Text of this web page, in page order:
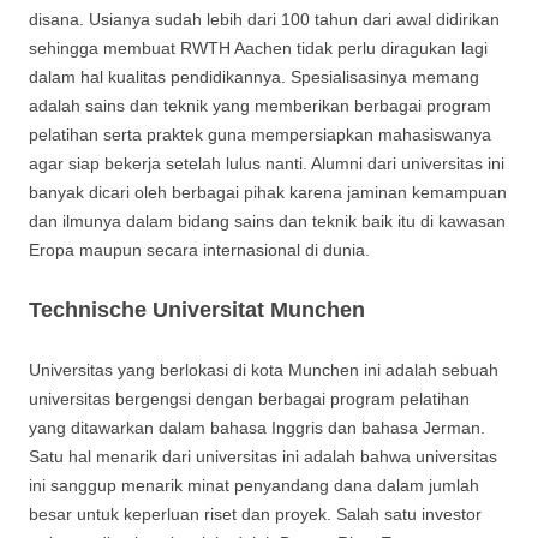
disana. Usianya sudah lebih dari 100 tahun dari awal didirikan
sehingga membuat RWTH Aachen tidak perlu diragukan lagi
dalam hal kualitas pendidikannya. Spesialisasinya memang
adalah sains dan teknik yang memberikan berbagai program
pelatihan serta praktek guna mempersiapkan mahasiswanya
agar siap bekerja setelah lulus nanti. Alumni dari universitas ini
banyak dicari oleh berbagai pihak karena jaminan kemampuan
dan ilmunya dalam bidang sains dan teknik baik itu di kawasan
Eropa maupun secara internasional di dunia.
Technische Universitat Munchen
Universitas yang berlokasi di kota Munchen ini adalah sebuah
universitas bergengsi dengan berbagai program pelatihan
yang ditawarkan dalam bahasa Inggris dan bahasa Jerman.
Satu hal menarik dari universitas ini adalah bahwa universitas
ini sanggup menarik minat penyandang dana dalam jumlah
besar untuk keperluan riset dan proyek. Salah satu investor